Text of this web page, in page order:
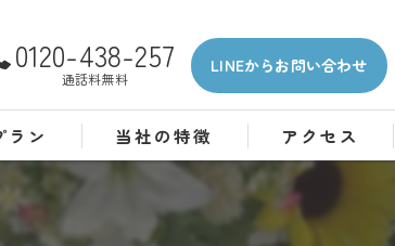
0120-438-257
通話料無料
LINEからお問い合わせ
ラン 当社の特徴 アクセス